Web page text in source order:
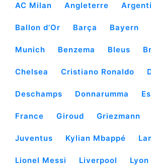
AC Milan Angleterre
Ballon d’Or Barça Bayern
Munich Benzema Bleus
Chelsea Cristiano Ronaldo
Deschamps Donnarumma
France Giroud Griezmann
Juventus Kylian Mbappé
Lionel Messi Liverpool Lyon